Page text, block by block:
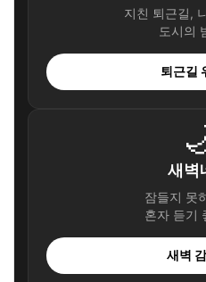
지친 퇴근길,
도시의
퇴근길
새벽
잠들지 못
혼자 듣기
새벽